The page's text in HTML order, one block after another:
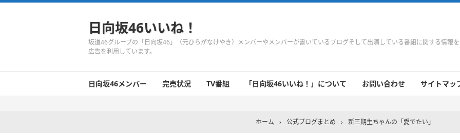
日向坂46いいね！
坂道46グループの「日向坂46」（元ひらがなけやき）メンバーやメンバーが書いているブログそして出演している番組に関する情報
広告を利用しています。
日向坂46メンバー 完売状況 TV番組 「日向坂46いいね！」について お問い合わせ サイトマッ
ホーム › 公式ブログまとめ › 新三期生ちゃんの「愛でたい」